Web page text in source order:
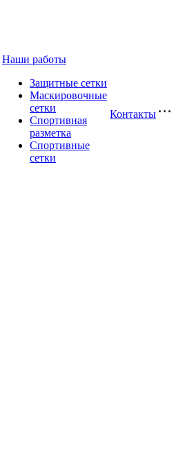
Наши работы
Защитные сетки
Маскировочные
сетки
Спортивная
разметка
Спортивные
сетки
Контакты